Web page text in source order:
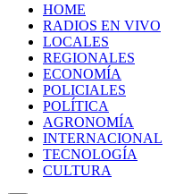
HOME
RADIOS EN VIVO
LOCALES
REGIONALES
ECONOMÍA
POLICIALES
POLÍTICA
AGRONOMÍA
INTERNACIONAL
TECNOLOGÍA
CULTURA